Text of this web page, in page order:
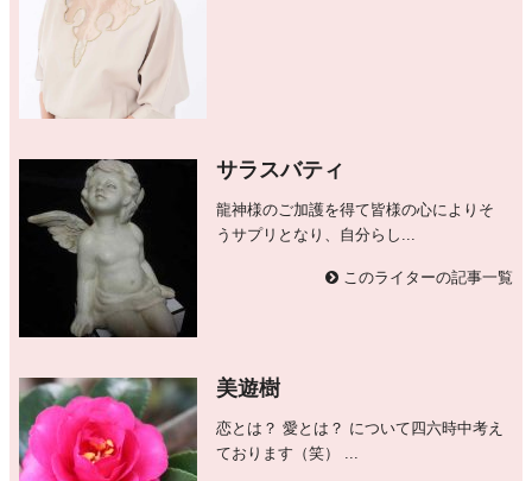
サラスバティ
龍神様のご加護を得て皆様の心によりそ
うサプリとなり、自分らし...
このライターの記事一覧
美遊樹
恋とは？ 愛とは？ について四六時中考え
ております（笑） ...